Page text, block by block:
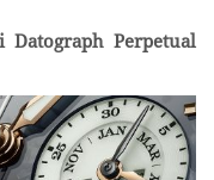
Perpetual